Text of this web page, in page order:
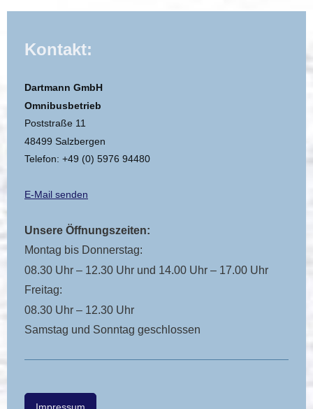
Kontakt:
Dartmann GmbH
Omnibusbetrieb
Poststraße 11
48499 Salzbergen
Telefon: +49 (0) 5976 94480
E-Mail senden
Unsere Öffnungszeiten:
Montag bis Donnerstag:
08.30 Uhr – 12.30 Uhr und 14.00 Uhr – 17.00 Uhr
Freitag:
08.30 Uhr – 12.30 Uhr
Samstag und Sonntag geschlossen
Impressum